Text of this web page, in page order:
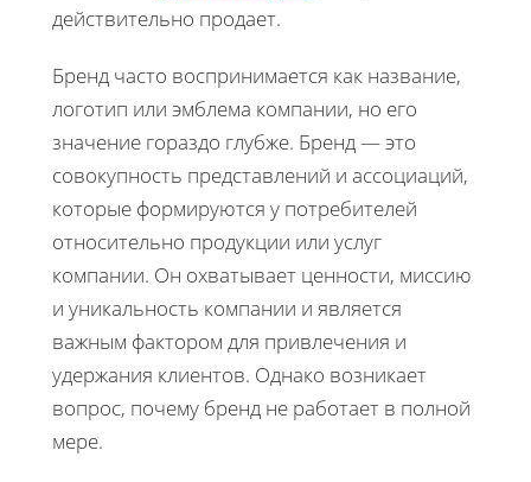
действительно продает.
Бренд часто воспринимается как название,
логотип или эмблема компании, но его
значение гораздо глубже. Бренд — это
совокупность представлений и ассоциаций,
которые формируются у потребителей
относительно продукции или услуг
компании. Он охватывает ценности, миссию
и уникальность компании и является
важным фактором для привлечения и
удержания клиентов. Однако возникает
вопрос, почему бренд не работает в полной
мере.